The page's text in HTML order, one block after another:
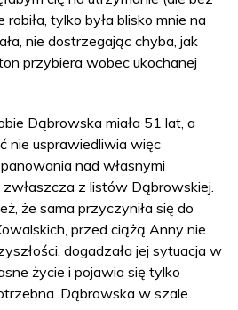
tylko była blisko mnie na
nie dostrzegając chyba, jak
przybiera wobec ukochanej
Dąbrowska miała 51 lat, a
nie usprawiedliwia więc
nad własnymi
z listów Dąbrowskiej.
że sama przyczyniła się do
przed ciążą Anny nie
dogadzała jej sytuacja w
życie i pojawia się tylko
Dąbrowska w szale